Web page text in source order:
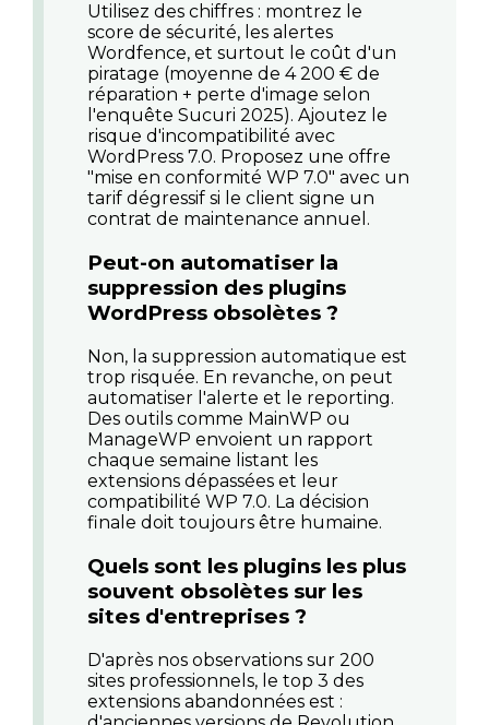
Utilisez des chiffres : montrez le
score de sécurité, les alertes
Wordfence, et surtout le coût d'un
piratage (moyenne de 4 200 € de
réparation + perte d'image selon
l'enquête Sucuri 2025). Ajoutez le
risque d'incompatibilité avec
WordPress 7.0. Proposez une offre
"mise en conformité WP 7.0" avec un
tarif dégressif si le client signe un
contrat de maintenance annuel.
Peut-on automatiser la
suppression des plugins
WordPress obsolètes ?
Non, la suppression automatique est
trop risquée. En revanche, on peut
automatiser l'alerte et le reporting.
Des outils comme MainWP ou
ManageWP envoient un rapport
chaque semaine listant les
extensions dépassées et leur
compatibilité WP 7.0. La décision
finale doit toujours être humaine.
Quels sont les plugins les plus
souvent obsolètes sur les
sites d'entreprises ?
D'après nos observations sur 200
sites professionnels, le top 3 des
extensions abandonnées est :